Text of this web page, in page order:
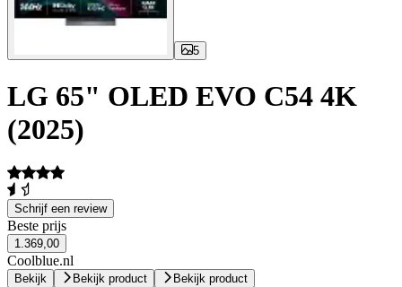
5
LG 65" OLED EVO C54 4K
(2025)
Schrijf een review
Beste prijs
1.369,00
Coolblue.nl
Bekijk Bekijk product Bekijk product